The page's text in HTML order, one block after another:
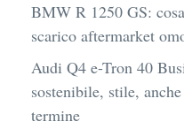
BMW R 1250 GS:
scarico aftermarket
Audi Q4 e-Tron 40
sostenibile, stile,
termine